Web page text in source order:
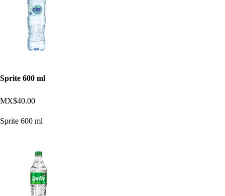
Sprite 600 ml
MX$40.00
Sprite 600 ml